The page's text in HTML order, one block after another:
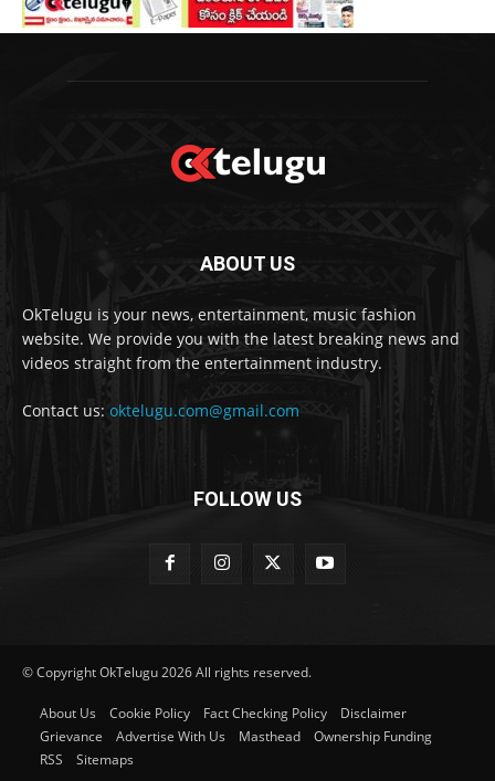
ABOUT US
OkTelugu is your news, entertainment, music fashion
website. We provide you with the latest breaking news and
videos straight from the entertainment industry.
Contact us: oktelugu.com@gmail.com
FOLLOW US
© Copyright OkTelugu 2026 All rights reserved.
About Us Cookie Policy Fact Checking Policy
Disclaimer
Grievance
Advertise With Us Masthead
Ownership Funding
RSS
Sitemaps